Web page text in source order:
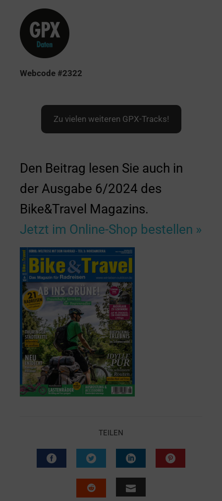
Webcode #2322
Zu vielen weiteren GPX-Tracks!
Den Beitrag lesen Sie auch in
der Ausgabe 6/2024 des
Bike&Travel Magazins.
Jetzt im Online-Shop bestellen »
TEILEN